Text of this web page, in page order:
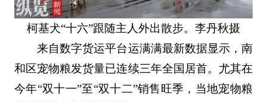
柯基犬“十六”跟随主人外出散步。李丹秋摄
来自数字货运平台运满满最新数据显示，南
和区宠物粮发货量已连续三年全国居首。尤其在
今年“双十一”至“双十二”销售旺季，当地宠物粮